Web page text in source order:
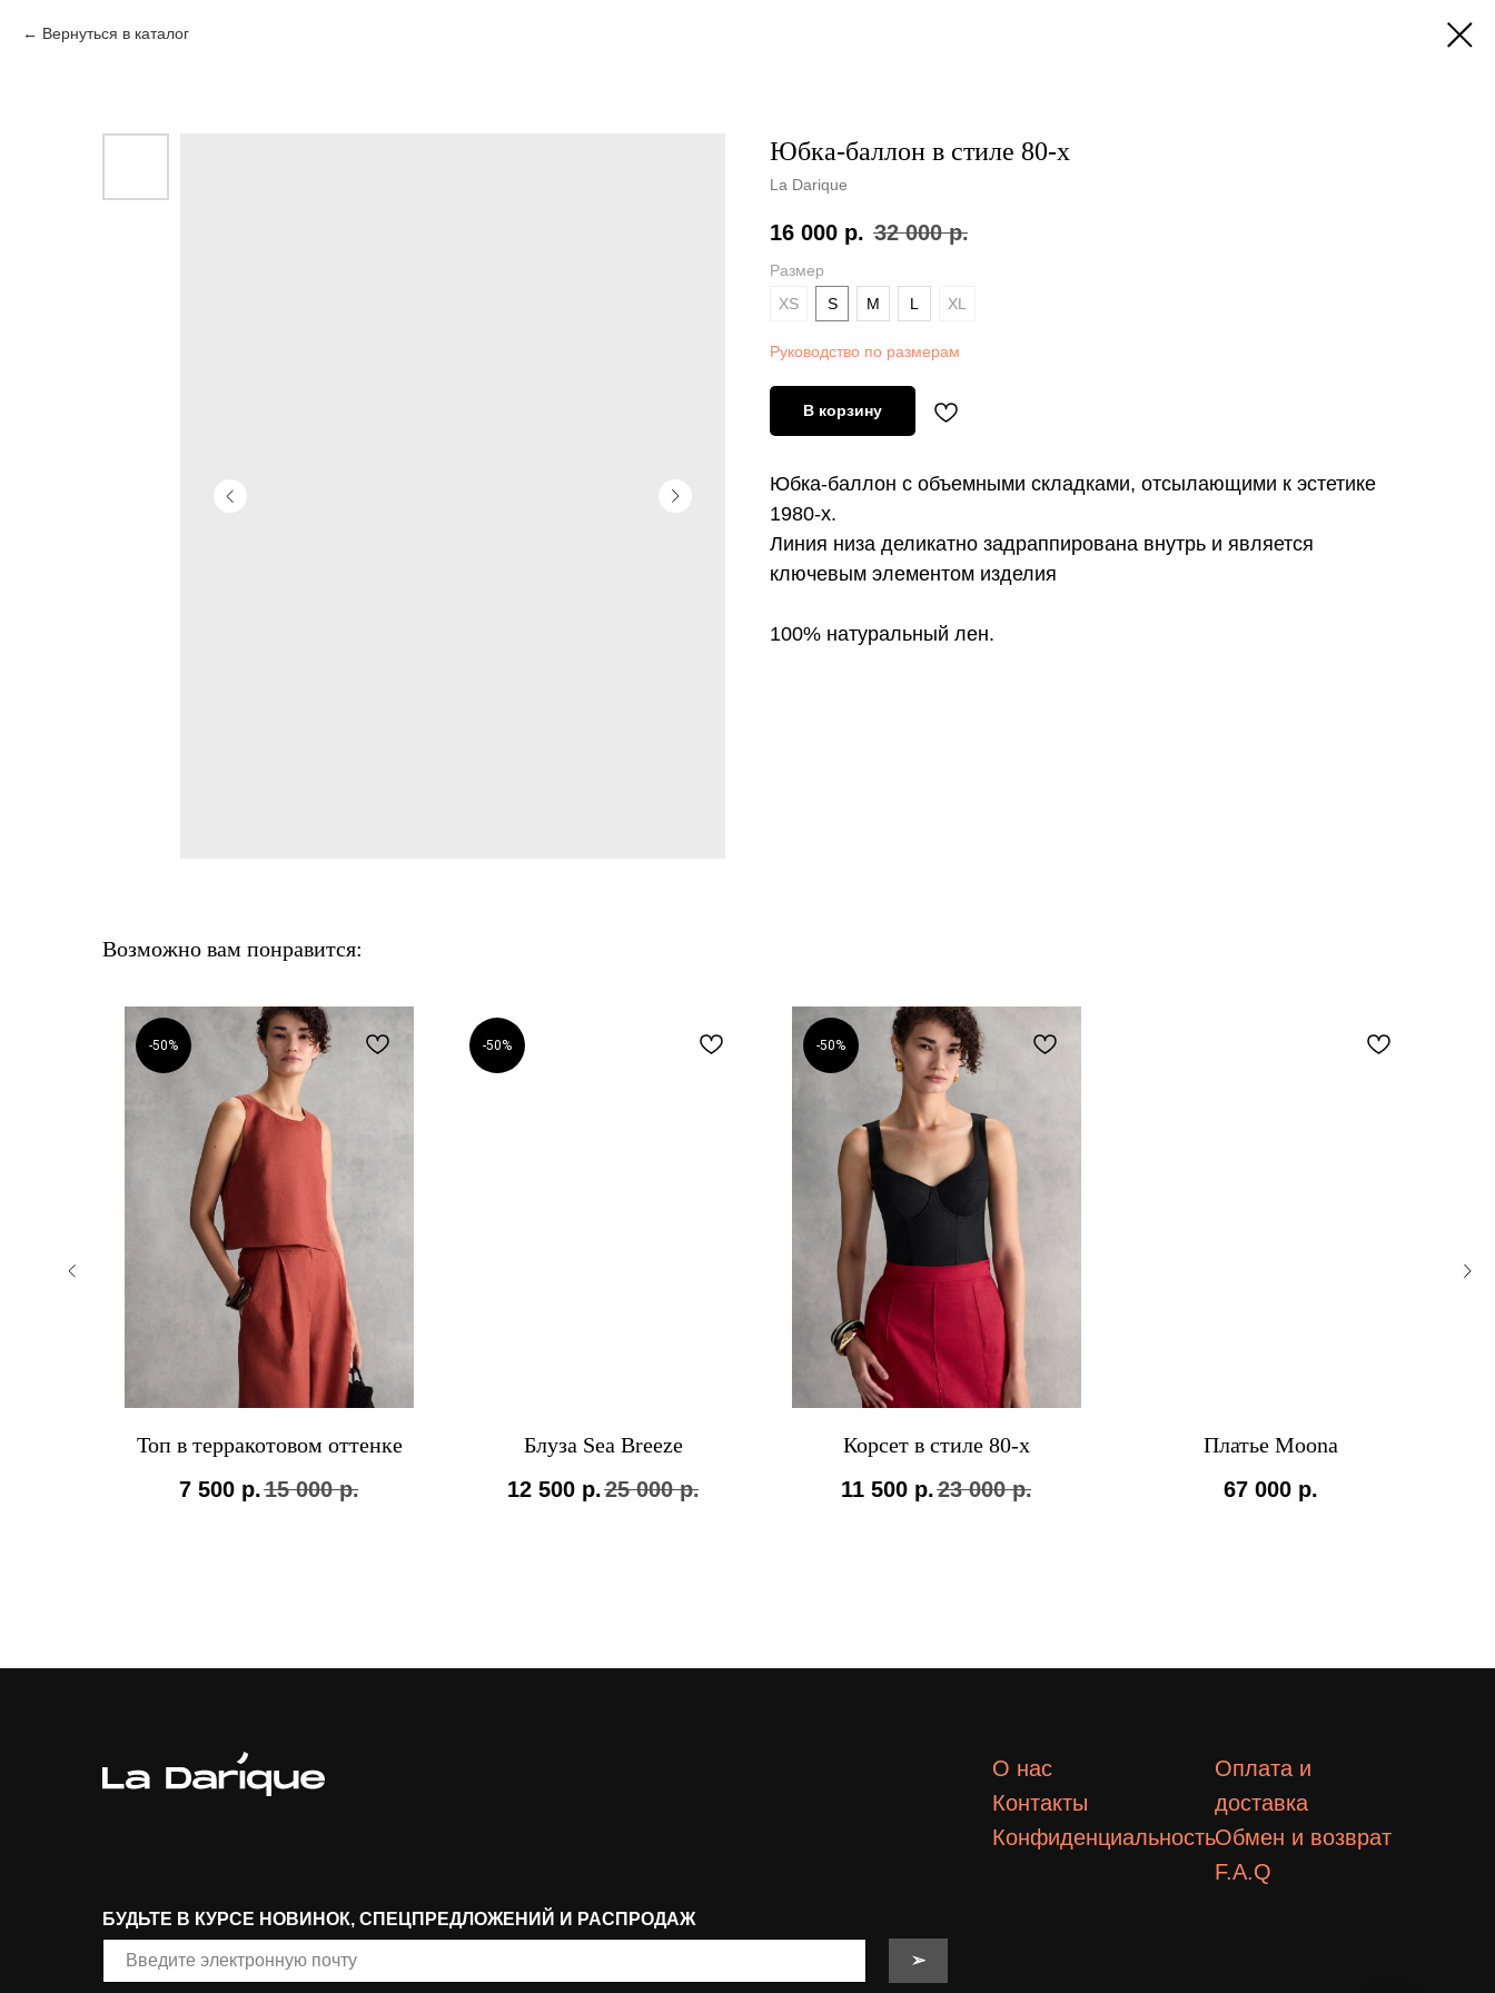
Вернуться в каталог
Юбка-баллон в стиле 80-х
La Darique
16 000 р. 32 000 р.
Размер
XS
S M L XL
Руководство по размерам
В корзину
Юбка-баллон с объемными складками, отсылающими к эстетике
1980-х.
Линия низа деликатно задраппирована внутрь и является
ключевым элементом изделия
100% натуральный лен.
Возможно вам понравится:
-50%
Топ в терракотовом оттенке
7 500 р.15 000 р.
-50%
Блуза Sea Breeze
12 500 р.25 000 р.
-50%
Корсет в стиле 80-х
11 500 р.23 000 р.
Платье Moona
67 000 р.
О нас
Контакты
Конфиденциальность
Оплата и
доставка
Обмен и возврат
F.A.Q
БУДЬТЕ В КУРСЕ НОВИНОК, СПЕЦПРЕДЛОЖЕНИЙ И РАСПРОДАЖ
➢